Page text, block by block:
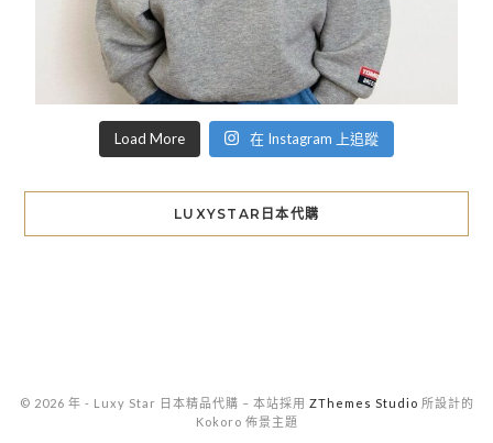
Load More 在 Instagram 上追蹤
LUXYSTAR日本代購
© 2026 年 - Luxy Star 日本精品代購 – 本站採用 ZThemes Studio 所設計的
Kokoro 佈景主題